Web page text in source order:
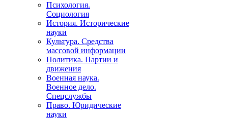
Психология.
Социология
История. Исторические
науки
Культура. Средства
массовой информации
Политика. Партии и
движения
Военная наука.
Военное дело.
Спецслужбы
Право. Юридические
науки